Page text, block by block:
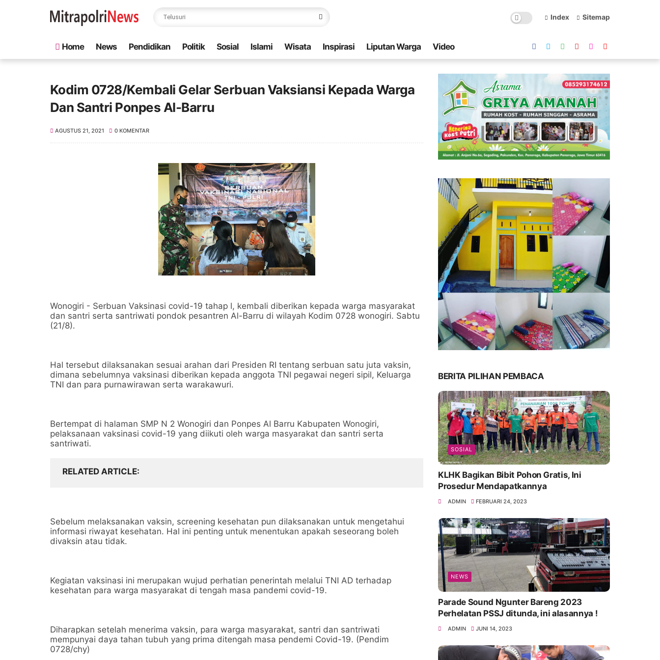
Index Sitemap
Home News Pendidikan Politik Sosial Islami Wisata Inspirasi Liputan Warga Video
Kodim 0728/Kembali Gelar Serbuan Vaksiansi Kepada Warga
Dan Santri Ponpes Al-Barru
AGUSTUS 21, 2021 0 KOMENTAR
Wonogiri - Serbuan Vaksinasi covid-19 tahap l, kembali diberikan kepada warga masyarakat
dan santri serta santriwati pondok pesantren Al-Barru di wilayah Kodim 0728 wonogiri. Sabtu
(21/8).
Hal tersebut dilaksanakan sesuai arahan dari Presiden RI tentang serbuan satu juta vaksin,
dimana sebelumnya vaksinasi diberikan kepada anggota TNI pegawai negeri sipil, Keluarga
TNI dan para purnawirawan serta warakawuri.
Bertempat di halaman SMP N 2 Wonogiri dan Ponpes Al Barru Kabupaten Wonogiri,
pelaksanaan vaksinasi covid-19 yang diikuti oleh warga masyarakat dan santri serta
santriwati.
RELATED ARTICLE
Sebelum melaksanakan vaksin, screening kesehatan pun dilaksanakan untuk mengetahui
informasi riwayat kesehatan. Hal ini penting untuk menentukan apakah seseorang boleh
divaksin atau tidak.
Kegiatan vaksinasi ini merupakan wujud perhatian penerintah melalui TNI AD terhadap
kesehatan para warga masyarakat di tengah masa pandemi covid-19.
Diharapkan setelah menerima vaksin, para warga masyarakat, santri dan santriwati
mempunyai daya tahan tubuh yang prima ditengah masa pendemi Covid-19. (Pendim
0728/chy)
BERITA PILIHAN PEMBACA
SOSIAL
KLHK Bagikan Bibit Pohon Gratis, Ini
Prosedur Mendapatkannya
ADMIN FEBRUARI 24, 2023
NEWS
Parade Sound Ngunter Bareng 2023
Perhelatan PSSJ ditunda, ini alasannya !
ADMIN JUNI 14, 2023